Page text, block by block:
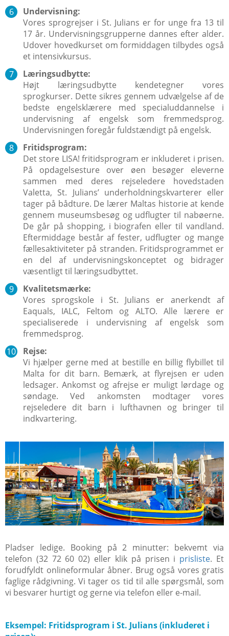
Undervisning:
Vores sprogrejser i St. Julians er for unge fra 13 til
17 år. Undervisningsgrupperne dannes efter alder.
Udover hovedkurset om formiddagen tilbydes også
et intensivkursus.
Læringsudbytte:
Højt læringsudbytte kendetegner vores
sprogkurser. Dette sikres gennem udvælgelse af de
bedste engelsklærere med specialuddannelse i
undervisning af engelsk som fremmedsprog.
Undervisningen foregår fuldstændigt på engelsk.
Fritidsprogram:
Det store LISA! fritidsprogram er inkluderet i prisen.
På opdagelsesture over øen besøger eleverne
sammen med deres rejseledere hovedstaden
Valetta, St. Julians’ underholdningskvarterer eller
tager på bådture. De lærer Maltas historie at kende
gennem museumsbesøg og udflugter til nabøerne.
De går på shopping, i biografen eller til vandland.
Eftermiddage består af fester, udflugter og mange
fællesaktiviteter på stranden. Fritidsprogrammet er
en del af undervisningskonceptet og bidrager
væsentligt til læringsudbyttet.
Kvalitetsmærke:
Vores sprogskole i St. Julians er anerkendt af
Eaquals, IALC, Feltom og ALTO. Alle lærere er
specialiserede i undervisning af engelsk som
fremmedsprog.
Rejse:
Vi hjælper gerne med at bestille en billig flybillet til
Malta for dit barn. Bemærk, at flyrejsen er uden
ledsager. Ankomst og afrejse er muligt lørdage og
søndage. Ved ankomsten modtager vores
rejseledere dit barn i lufthavnen og bringer til
indkvartering.
Pladser ledige. Booking på 2 minutter: bekvemt via
telefon (32 72 60 02) eller klik på prisen i prisliste. Et
forudfyldt onlineformular åbner. Brug også vores gratis
faglige rådgivning. Vi tager os tid til alle spørgsmål, som
vi besvarer hurtigt og gerne via telefon eller e-mail.
Eksempel: Fritidsprogram i St. Julians (inkluderet i